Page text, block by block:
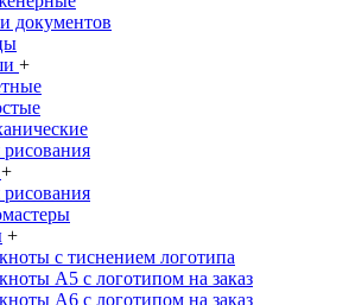
документов
+
рисования
+
рисования
+
с тиснением логотипа
А5 с логотипом на заказ
А6 с логотипом на заказ